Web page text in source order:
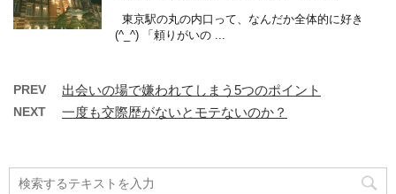
東京駅の丸の内口って、なんだか全体的に好き
(^_^) 「頼りがいの ...
PREV 出会いの場で嫌われてしまう5つのポイント
NEXT 一度も交際歴がないとモテないのか？